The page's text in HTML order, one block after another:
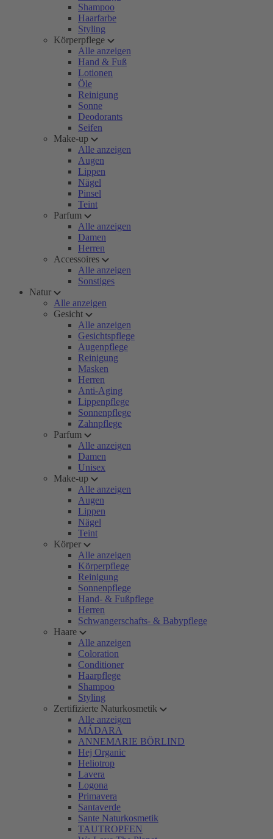
Shampoo
Haarfarbe
Styling
Körperpflege
Alle anzeigen
Hand & Fuß
Lotionen
Öle
Reinigung
Sonne
Deodorants
Seifen
Make-up
Alle anzeigen
Augen
Lippen
Nägel
Pinsel
Teint
Parfum
Alle anzeigen
Damen
Herren
Accessoires
Alle anzeigen
Sonstiges
Natur
Alle anzeigen
Gesicht
Alle anzeigen
Gesichtspflege
Augenpflege
Reinigung
Masken
Herren
Anti-Aging
Lippenpflege
Sonnenpflege
Zahnpflege
Parfum
Alle anzeigen
Damen
Unisex
Make-up
Alle anzeigen
Augen
Lippen
Nägel
Teint
Körper
Alle anzeigen
Körperpflege
Reinigung
Sonnenpflege
Hand- & Fußpflege
Herren
Schwangerschafts- & Babypflege
Haare
Alle anzeigen
Coloration
Conditioner
Haarpflege
Shampoo
Styling
Zertifizierte Naturkosmetik
Alle anzeigen
MÁDARA
ANNEMARIE BÖRLIND
Hej Organic
Heliotrop
Lavera
Logona
Primavera
Santaverde
Sante Naturkosmetik
TAUTROPFEN